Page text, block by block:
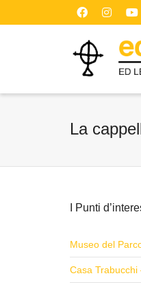
La
I Punti
Museo del
Casa Trabucchi